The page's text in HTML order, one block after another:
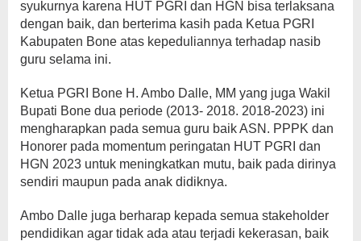
syukurnya karena HUT PGRI dan HGN bisa terlaksana
dengan baik, dan berterima kasih pada Ketua PGRI
Kabupaten Bone atas kepeduliannya terhadap nasib
guru selama ini.
Ketua PGRI Bone H. Ambo Dalle, MM yang juga Wakil
Bupati Bone dua periode (2013- 2018. 2018-2023) ini
mengharapkan pada semua guru baik ASN. PPPK dan
Honorer pada momentum peringatan HUT PGRI dan
HGN 2023 untuk meningkatkan mutu, baik pada dirinya
sendiri maupun pada anak didiknya.
Ambo Dalle juga berharap kepada semua stakeholder
pendidikan agar tidak ada atau terjadi kekerasan, baik